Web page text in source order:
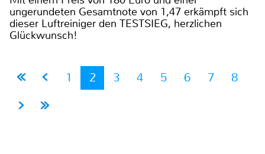
ungerundeten Gesamtnote von 1,47 erkämpft sich
dieser Luftreiniger den TESTSIEG, herzlichen
Glückwunsch!
1 2 3 4 5 6 7 8